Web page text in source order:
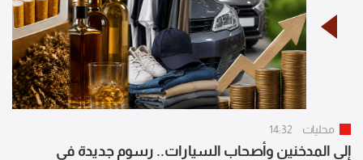
محليات 14:32
إلى المدخنين وأصحاب السيارات.. رسوم جديدة في